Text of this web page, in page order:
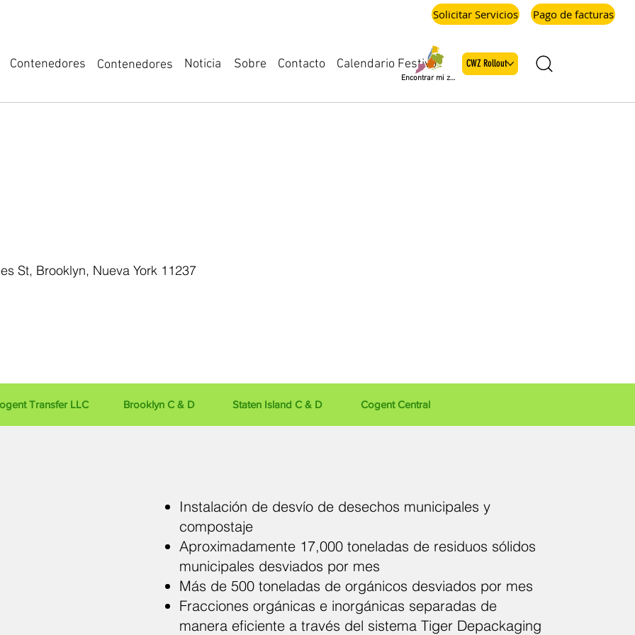
Pago de facturas
Solicitar Servicios
Noticia Sobre
Contenedores
Contenedores Calendario Festivo
Contacto
Encontrar mi zona
CWZ Rollout
St, Brooklyn, Nueva York 11237
Instalación de desvío de desechos municipales y
compostaje
Aproximadamente 17,000 toneladas de residuos sólidos
municipales desviados por mes
Más de 500 toneladas de orgánicos desviados por mes
Fracciones orgánicas e inorgánicas separadas de
manera eficiente a través del sistema Tiger Depackaging
Transfer LLC Brooklyn C & D Staten Island C & D Cogent Central